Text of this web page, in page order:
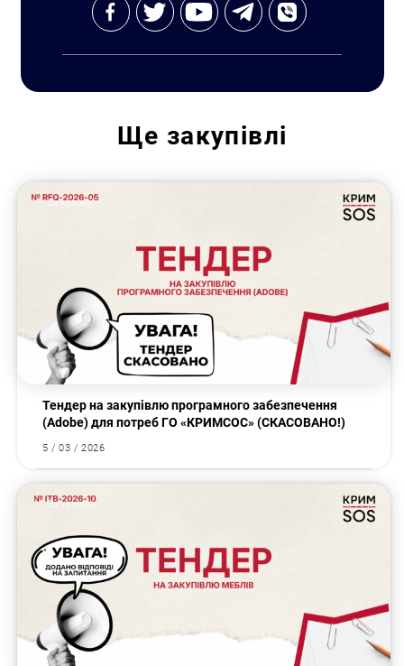
Ще закупівлі
Закупівлі
Тендер на закупівлю програмного забезпечення
(Аdobe) для потреб ГО «КРИМСОС» (СКАСОВАНО!)
5 / 03 / 2026
Закупівлі